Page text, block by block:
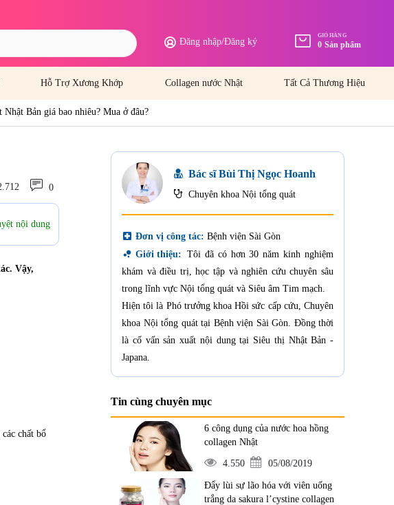
Đăng nhập/Đăng ký
GIỎ HÀNG
0 Sản phẩm
Hỗ Trợ Xương Khớp Collagen nước Nhật Tất Cả Thương Hiệu
Nhật Bản giá bao nhiêu? Mua ở đâu?
0
nội dung
Vậy,
chất bổ
Bác sĩ Bùi Thị Ngọc Hoanh
Chuyên khoa Nội tổng quát
local_hospital Đơn vị công tác: Bệnh viện Sài Gòn
bubble_chart Giới thiệu: Tôi đã có hơn 30 năm kinh nghiệm
khám và điều trị, học tập và nghiên cứu chuyên sâu
trong lĩnh vực Nội tổng quát và Siêu âm Tim mạch.
Hiện tôi là Phó trưởng khoa Hồi sức cấp cứu, Chuyên
khoa Nội tổng quát tại Bệnh viện Sài Gòn. Đồng thời
là cố vấn sản xuất nội dung tại Siêu thị Nhật Bản -
Japana.
Tin cùng chuyên mục
6 công dụng của nước hoa hồng
collagen Nhật
4.550 05/08/2019
Đẩy lùi sự lão hóa với viên uống
trắng da sakura l’cystine collagen